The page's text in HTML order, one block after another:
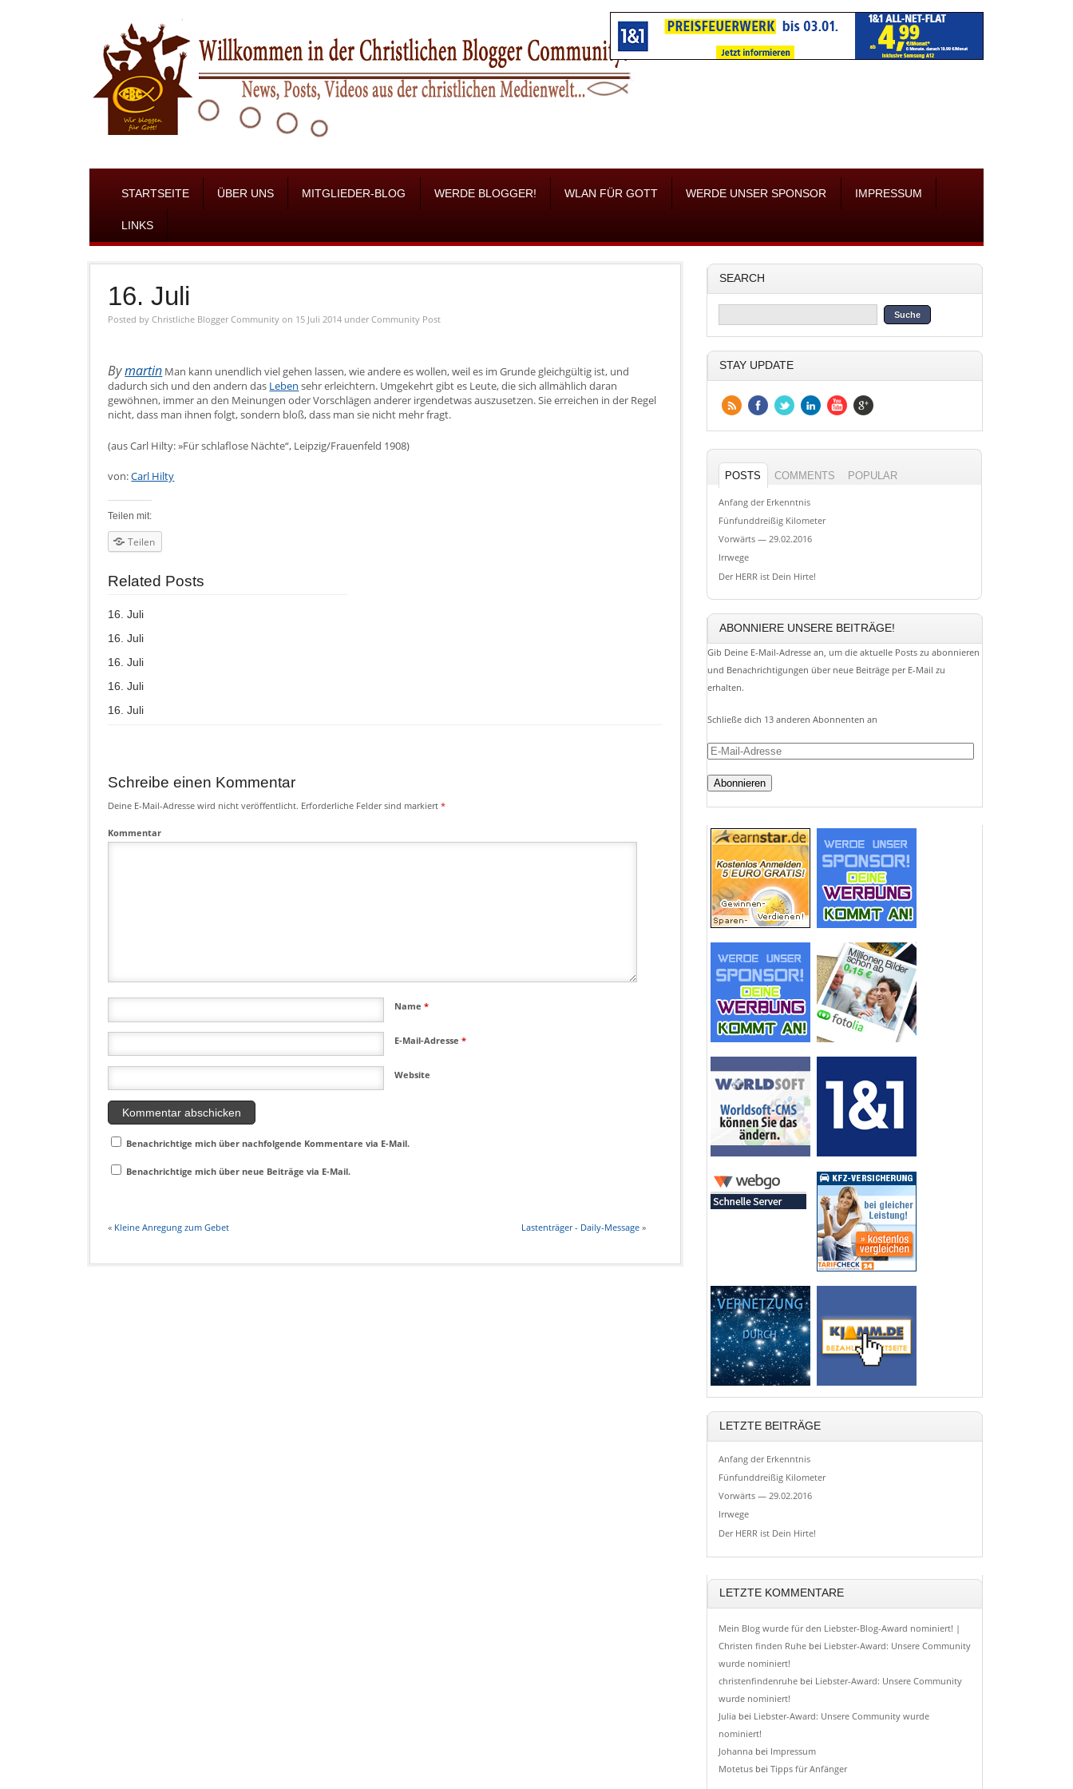
STARTSEITE ÜBER UNS MITGLIEDER-BLOG WERDE BLOGGER! WLAN FÜR GOTT WERDE UNSER SPONSOR IMPRESSUM
LINKS
16. Juli
Posted byChristliche Blogger Community on 15 Juli 2014 underCommunity Post
Bymartin Man kann unendlich viel gehen lassen, wie andere es wollen, weil es im Grunde gleichgültig ist, und
dadurch sich und den andern das Leben sehr erleichtern. Umgekehrt gibt es Leute, die sich allmählich daran
gewöhnen, immer an den Meinungen oder Vorschlägen anderer irgendetwas auszusetzen. Sie erreichen in der Regel
nicht, dass man ihnen folgt, sondern bloß, dass man sie nicht mehr fragt.
(aus Carl Hilty: »Für schlaflose Nächte“, Leipzig/Frauenfeld 1908)
von:Carl Hilty
Teilen mit:
Teilen
Related Posts
16. Juli
16. Juli
16. Juli
16. Juli
16. Juli
Schreibe einen Kommentar
Deine E-Mail-Adresse wird nicht veröffentlicht. Erforderliche Felder sind markiert*
Kommentar
Name *
E-Mail-Adresse *
Website
Benachrichtige mich über nachfolgende Kommentare via E-Mail.
Benachrichtige mich über neue Beiträge via E-Mail.
« Kleine Anregung zum Gebet Lastenträger - Daily-Message»
SEARCH
STAY UPDATE
POSTS COMMENTS POPULAR
Anfang der Erkenntnis
Fünfunddreißig Kilometer
Vorwärts — 29.02.2016
Irrwege
Der HERR ist Dein Hirte!
ABONNIERE UNSERE BEITRÄGE!
Gib Deine E-Mail-Adresse an, um die aktuelle Posts zu abonnieren
und Benachrichtigungen über neue Beiträge per E-Mail zu
erhalten.
Schließe dich 13 anderen Abonnenten an
E-
Adresse
LETZTE BEITRÄGE
Anfang der Erkenntnis
Fünfunddreißig Kilometer
Vorwärts — 29.02.2016
Irrwege
Der HERR ist Dein Hirte!
LETZTE KOMMENTARE
Mein Blog wurde für den Liebster-Blog-Award nominiert! |
Christen finden Ruhebei Liebster-Award: Unsere Community
wurde nominiert!
christenfindenruhebei Liebster-Award: Unsere Community
wurde nominiert!
Juliabei Liebster-Award: Unsere Community wurde
nominiert!
Johannabei Impressum
Motetusbei Tipps für Anfänger